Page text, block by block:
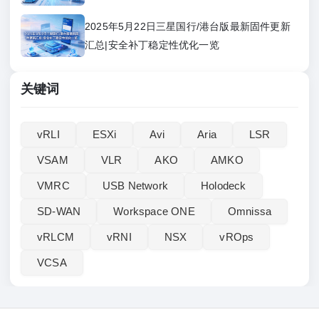
2025年5月22日三星国行/港台版最新固件更新
汇总|安全补丁稳定性优化一览
关键词
vRLI‌ ESXi Avi Aria LSR
VSAM VLR AKO AMKO
VMRC USB Network Holodeck
SD-WAN Workspace ONE Omnissa
vRLCM vRNI NSX vROps
VCSA